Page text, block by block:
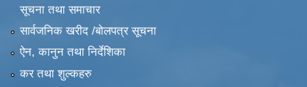
सूचना तथा समाचार
सार्वजनिक खरीद /बोलपत्र सूचना
ऐन, कानुन तथा निर्देशिका
कर तथा शुल्कहरु